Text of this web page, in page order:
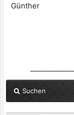
Günther
Suchen